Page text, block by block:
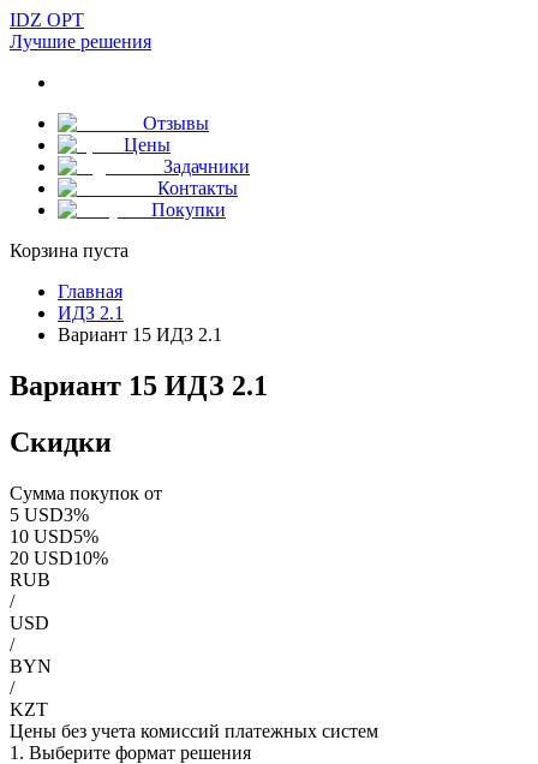
IDZ OPT
Лучшие решения
Отзывы
Цены
Задачники
Контакты
Покупки
Корзина пуста
Главная
ИДЗ 2.1
Вариант 15 ИДЗ 2.1
Вариант 15 ИДЗ 2.1
Скидки
Сумма покупок от
5 USD3%
10 USD5%
20 USD10%
RUB
/
USD
/
BYN
/
KZT
Цены без учета комиссий платежных систем
1. Выберите формат решения